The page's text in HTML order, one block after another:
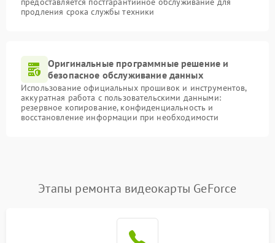
продления срока службы техники
Оригинальные программные решение и
безопасное обслуживание данных
Использование официальных прошивок и инструментов,
аккуратная работа с пользовательскими данными:
резервное копирование, конфиденциальность и
восстановление информации при необходимости
Этапы ремонта видеокарты GeForce